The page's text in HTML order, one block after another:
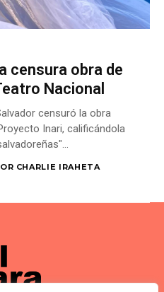
censura obra de
Nacional
censuró la obra
Inari, calificándola
CHARLIE IRAHETA